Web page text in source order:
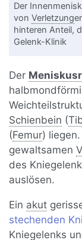
Der
vonVerletzung
hinteren Anteil,
Gelenk-Klinik
Der
Schienbein (
(Femur)
gewaltsamen
des
auslösen.
Ein akut
stechenden
Kniegelenks